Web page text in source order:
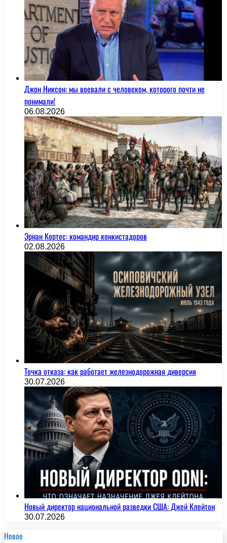
Джон Никсон: мы воевали с человеком, которого почти не
понимали!
06.08.2026
Эрнан Кортес: командир конкистадоров
02.08.2026
Точка отказа: как работает железнодорожная диверсия
30.07.2026
Новый директор национальной разведки США: Джей Клейтон
30.07.2026
Новое